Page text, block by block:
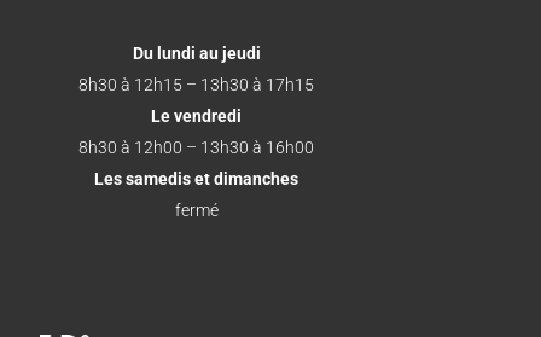
Du lundi au jeudi
8h30 à 12h15 – 13h30 à 17h15
Le vendredi
8h30 à 12h00 – 13h30 à 16h00
Les samedis et dimanches
fermé